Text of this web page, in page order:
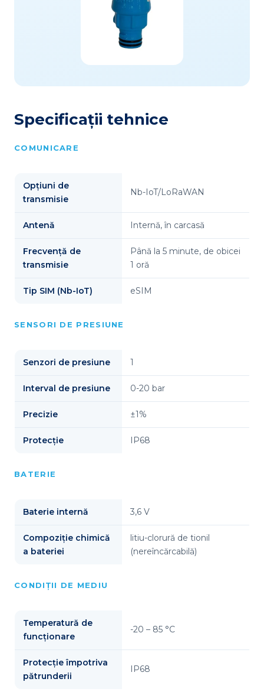
Specificații tehnice
COMUNICARE
Opțiuni de
transmisie
Nb-IoT/LoRaWAN
Antenă Internă, în carcasă
Frecvență de
transmisie
Până la 5 minute, de obicei
1 oră
Tip SIM (Nb-IoT) eSIM
SENSORI DE PRESIUNE
Senzori de presiune 1
Interval de presiune 0-20 bar
Precizie ±1%
Protecție IP68
BATERIE
Baterie internă 3,6 V
Compoziție chimică
a bateriei
litiu-clorură de tionil
(nereîncărcabilă)
CONDIȚII DE MEDIU
Temperatură de
funcționare
-20 – 85 °C
Protecție împotriva
pătrunderii
IP68